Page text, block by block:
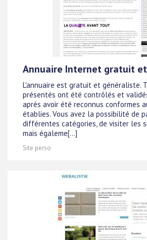
Annuaire Internet gratuit
L'annuaire est gratuit et généraliste.
présentés ont été contrôlés et
après avoir été reconnus conformes
établies. Vous avez la possibilité de
différentes catégories, de visiter les
mais égaleme[...]
Site perso